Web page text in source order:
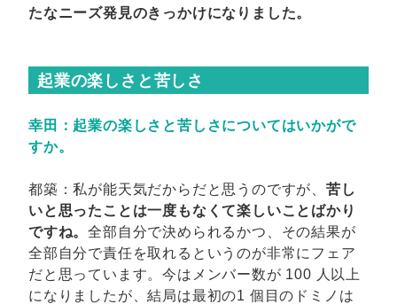
たなニーズ発見のきっかけになりました。
起業の楽しさと苦しさ
幸田：起業の楽しさと苦しさについてはいかがで
すか。
都築：私が能天気だからだと思うのですが、 苦し
いと思ったことは一度もなくて楽しいことばかり
ですね。全部自分で決められるかつ、その結果が
全部自分で責任を取れるというのが非常にフェア
だと思っています。今はメンバー数が 100 人以上
になりましたが、結局は最初の1 個目のドミノは